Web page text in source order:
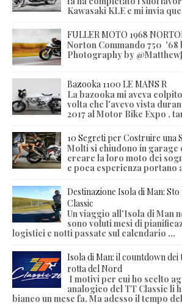
Kawasaki KLE e mi invia
FULLER MOTO 1968
Norton Commando 750 '68
Photography by
Bazooka 1100 LE MANS R
La bazooka mi aveva
volta che l'avevo vista
2017 al Motor Bike Expo ,
10 Segreti per Costruire una
Molti si chiudono in garage
creare la loro moto dei
e poca esperienza portano
Destinazione Isola di Man:
Classic
Un viaggio all'Isola di Man
sono voluti mesi di
logistici e notti passate sul calendario ...
Isola di Man: il countdown
rotta del Nord
I motivi per cui ho scelto
analogico del TT Classic li
bianco un mese fa. Ma adesso il tempo